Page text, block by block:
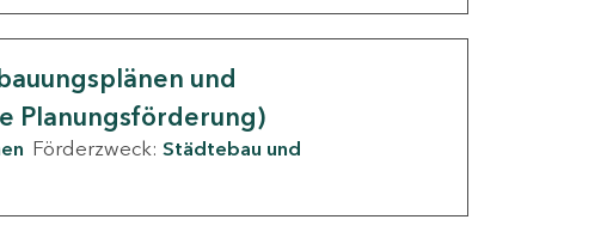
und
Planungsförderung)
Förderzweck: Städtebau und